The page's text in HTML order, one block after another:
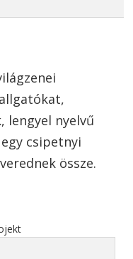
lengyel nyelvű
csipetnyi
össze.